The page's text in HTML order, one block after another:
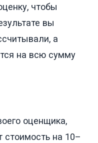
чтобы
вы
а
на всю сумму
оценщика,
стоимость на 10–